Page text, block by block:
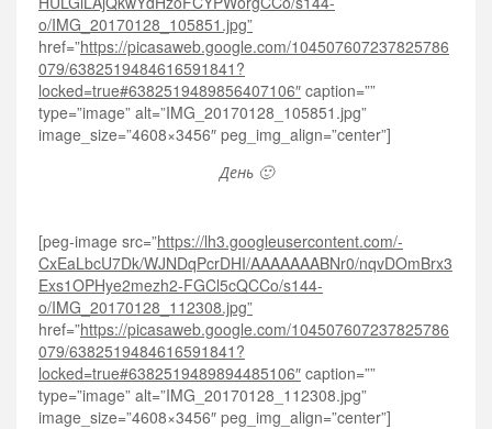
o/IMG_20170128_105851.jpg”
href=”https://picasaweb.google.com/104507607237825786
079/6382519484616591841?
locked=true#6382519489856407106″ caption=””
type=”image” alt=”IMG_20170128_105851.jpg”
image_size=”4608×3456″ peg_img_align=”center”]
День 🙂
[peg-image src=”https://lh3.googleusercontent.com/-
CxEaLbcU7Dk/WJNDqPcrDHI/AAAAAAABNr0/nqvDOmBrx3
Exs1OPHye2mezh2-FGCl5cQCCo/s144-
o/IMG_20170128_112308.jpg”
href=”https://picasaweb.google.com/104507607237825786
079/6382519484616591841?
locked=true#6382519489894485106″ caption=””
type=”image” alt=”IMG_20170128_112308.jpg”
image_size=”4608×3456″ peg_img_align=”center”]